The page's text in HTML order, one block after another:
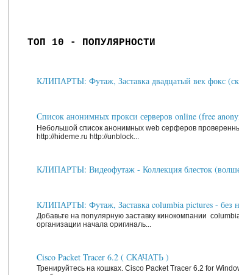
ТОП 10 - ПОПУЛЯРНОСТИ
КЛИПАРТЫ: Футаж, Заставка двадцатый век фокс
Список анонимных прокси серверов online (free
Небольшой список анонимных web серферов
http://hideme.ru http://unblock...
КЛИПАРТЫ: Видеофутаж - Коллекция блесток
КЛИПАРТЫ: Футаж, Заставка columbia pictures - без
Добавьте на популярную заставку кинокомпании
организации начала оригиналь...
Cisco Packet Tracer 6.2 ( СКАЧАТЬ )
Тренируйтесь на кошках. Cisco Packet Tracer 6.2 for